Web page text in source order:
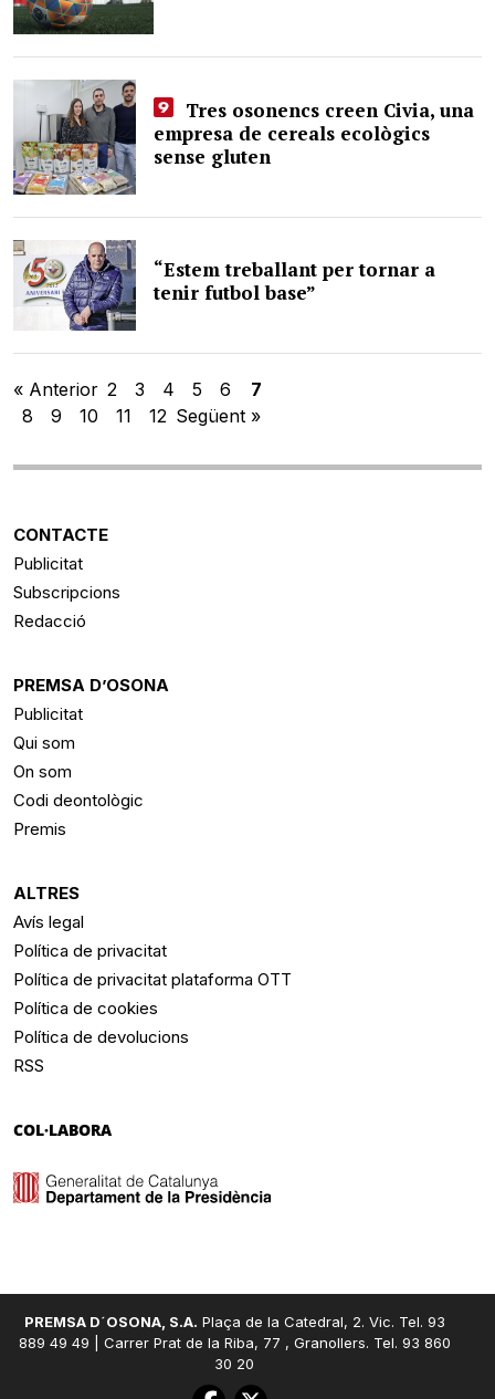
Tres osonencs creen Civia, una
empresa de cereals ecològics
sense gluten
“Estem treballant per tornar a
tenir futbol base”
« Anterior 2 3 4 5 6
7
8
9 10 11 12 Següent »
CONTACTE
Publicitat
Subscripcions
Redacció
PREMSA D’OSONA
Publicitat
Qui som
On som
Codi deontològic
Premis
ALTRES
Avís legal
Política de privacitat
Política de privacitat plataforma OTT
Política de cookies
Política de devolucions
RSS
COL·LABORA
PREMSA D´OSONA, S.A. Plaça de la Catedral, 2. Vic. Tel. 93
889 49 49 | Carrer Prat de la Riba, 77 , Granollers. Tel. 93 860
30 20